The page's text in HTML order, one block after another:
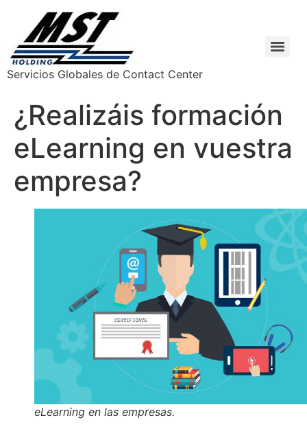
Servicios Globales de Contact Center
¿Realizáis formación
eLearning en vuestra
empresa?
eLearning en las empresas.